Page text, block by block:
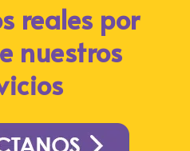
reales por
nuestros